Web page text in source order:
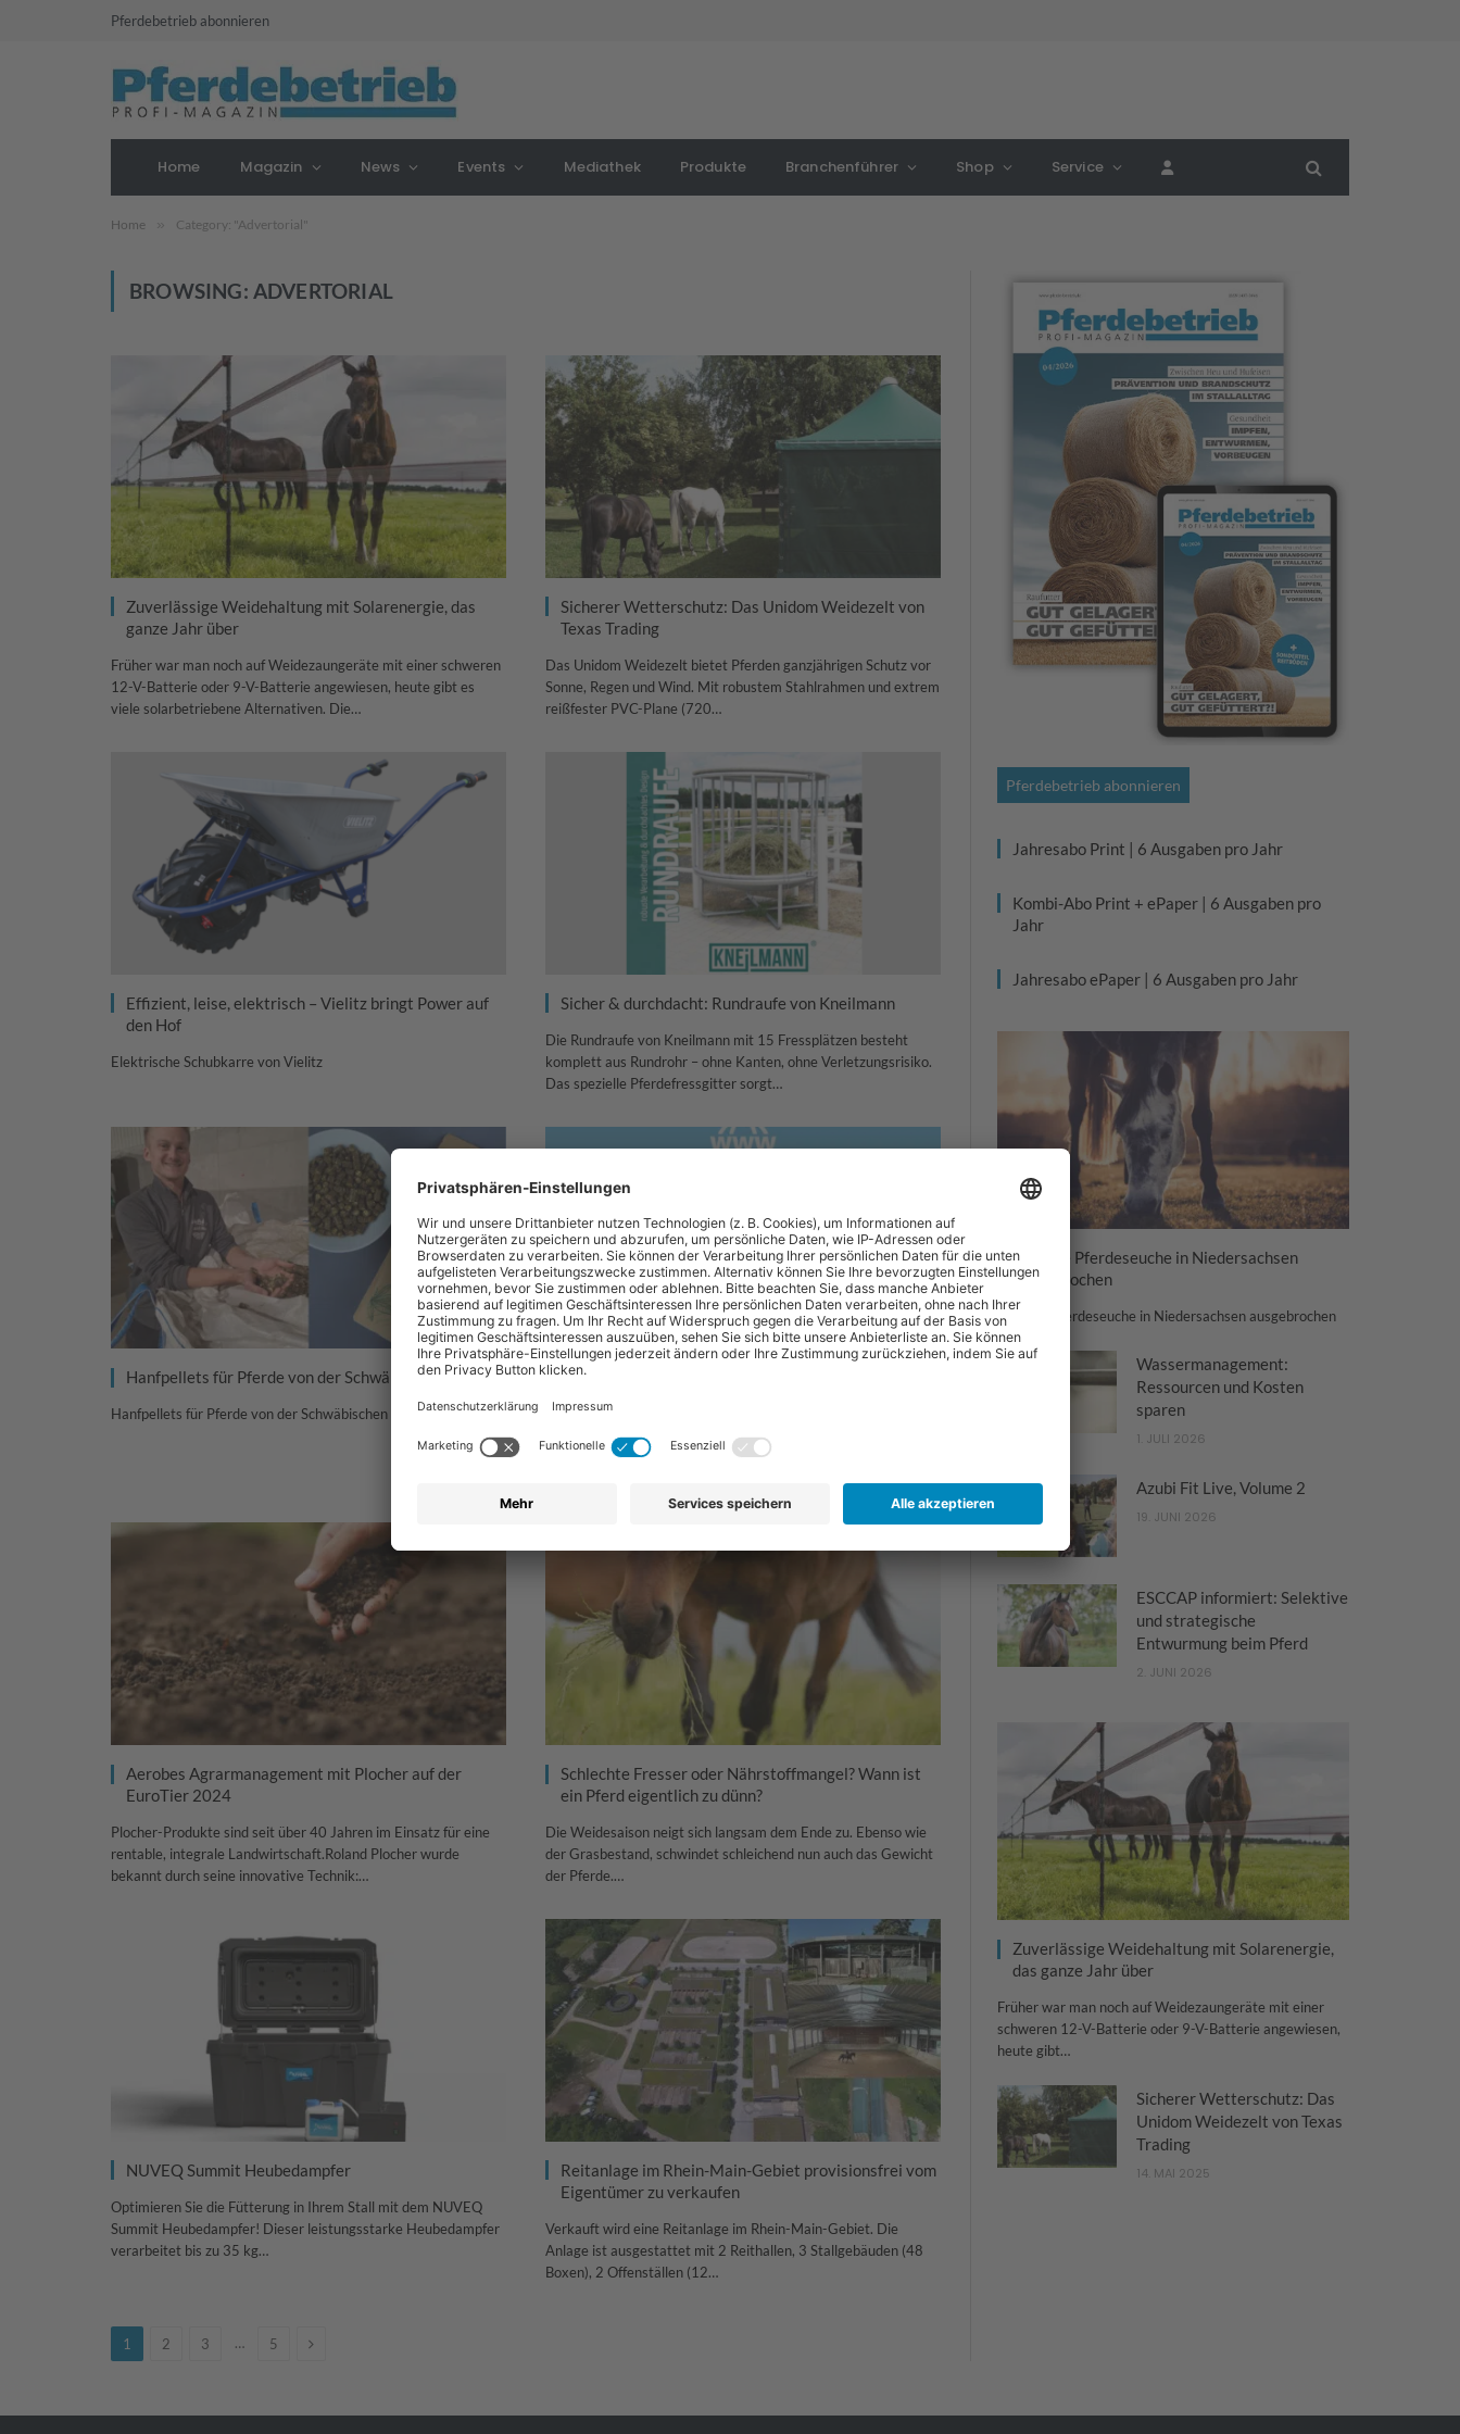
Pferdebetrieb abonnieren
Home Magazin News Events Mediathek Produkte Branchenführer Shop Service
Home » Category: "Advertorial"
BROWSING: ADVERTORIAL
Zuverlässige Weidehaltung mit Solarenergie, das
ganze Jahr über
Früher war man noch auf Weidezaungeräte mit einer schweren
12-V-Batterie oder 9-V-Batterie angewiesen, heute gibt es
viele solarbetriebene Alternativen. Die…
Sicherer Wetterschutz: Das Unidom Weidezelt von
Texas Trading
Das Unidom Weidezelt bietet Pferden ganzjährigen Schutz vor
Sonne, Regen und Wind. Mit robustem Stahlrahmen und extrem
reißfester PVC-Plane (720…
Effizient, leise, elektrisch – Vielitz bringt Power auf
den Hof
Elektrische Schubkarre von Vielitz
Sicher & durchdacht: Rundraufe von Kneilmann
Die Rundraufe von Kneilmann mit 15 Fressplätzen besteht
komplett aus Rundrohr – ohne Kanten, ohne Verletzungsrisiko.
Das spezielle Pferdefressgitter sorgt…
Hanfpellets für Pferde von der Schwäbischen Alb
Hanfpellets für Pferde von der Schwäbischen Alb
Innovation und Inspiration mit AKO auf der EuroTier
Wenn modernes Hof- und Tiermanagement in die Hosentasche
passt, dann befinden Sie sich auf der EuroTier. Der Slogan der
Aerobes Agrarmanagement mit Plocher auf der
EuroTier 2024
Plocher-Produkte sind seit über 40 Jahren im Einsatz für eine
rentable, integrale Landwirtschaft.Roland Plocher wurde
bekannt durch seine innovative Technik:…
Schlechte Fresser oder Nährstoffmangel? Wann ist
ein Pferd eigentlich zu dünn?
Die Weidesaison neigt sich langsam dem Ende zu. Ebenso wie
der Grasbestand, schwindet schleichend nun auch das Gewicht
der Pferde.…
NUVEQ Summit Heubedampfer
Optimieren Sie die Fütterung in Ihrem Stall mit dem NUVEQ
Summit Heubedampfer! Dieser leistungsstarke Heubedampfer
verarbeitet bis zu 35 kg…
Reitanlage im Rhein-Main-Gebiet provisionsfrei vom
Eigentümer zu verkaufen
Verkauft wird eine Reitanlage im Rhein-Main-Gebiet. Die
Anlage ist ausgestattet mit 2 Reithallen, 3 Stallgebäuden (48
Boxen), 2 Offenställen (12…
1 2 3 … 5 Next
Pferdebetrieb abonnieren
Jahresabo Print | 6 Ausgaben pro Jahr
Kombi-Abo Print + ePaper | 6 Ausgaben pro
Jahr
Jahresabo ePaper | 6 Ausgaben pro Jahr
Tödliche Pferdeseuche in Niedersachsen
ausgebrochen
Tödliche Pferdeseuche in Niedersachsen ausgebrochen
Wassermanagement:
Ressourcen und Kosten
sparen
1. JULI 2026
Azubi Fit Live, Volume 2
19. JUNI 2026
ESCCAP informiert: Selektive
und strategische
Entwurmung beim Pferd
2. JUNI 2026
Zuverlässige Weidehaltung mit Solarenergie,
das ganze Jahr über
Früher war man noch auf Weidezaungeräte mit einer
schweren 12-V-Batterie oder 9-V-Batterie angewiesen,
heute gibt…
Sicherer Wetterschutz: Das
Unidom Weidezelt von Texas
Trading
14. MAI 2025